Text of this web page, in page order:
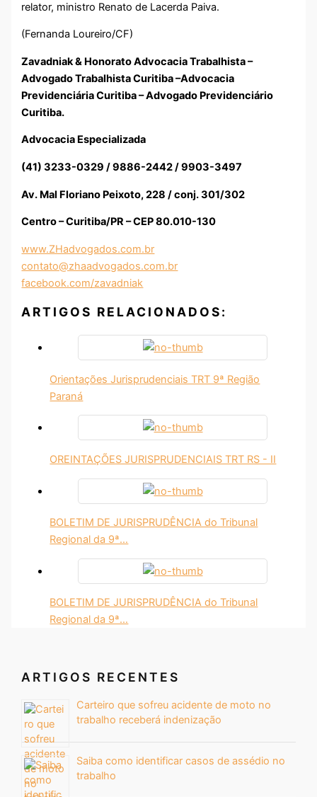
relator, ministro Renato de Lacerda Paiva.
(Fernanda Loureiro/CF)
Zavadniak & Honorato Advocacia Trabalhista –
Advogado Trabalhista Curitiba –Advocacia
Previdenciária Curitiba – Advogado Previdenciário
Curitiba.
Advocacia Especializada
(41) 3233-0329 / 9886-2442 / 9903-3497
Av. Mal Floriano Peixoto, 228 / conj. 301/302
Centro – Curitiba/PR – CEP 80.010-130
www.ZHadvogados.com.br
contato@zhaadvogados.com.br
facebook.com/zavadniak
ARTIGOS RELACIONADOS:
Orientações Jurisprudenciais TRT 9ª Região
Paraná
OREINTAÇÕES JURISPRUDENCIAIS TRT RS - II
BOLETIM DE JURISPRUDÊNCIA do Tribunal
Regional da 9ª…
BOLETIM DE JURISPRUDÊNCIA do Tribunal
Regional da 9ª…
ARTIGOS RECENTES
Carteiro que sofreu acidente de moto no
trabalho receberá indenização
Saiba como identificar casos de assédio no
trabalho